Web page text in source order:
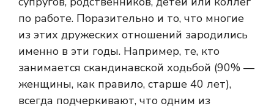
по работе. Поразительно и то, что многие
из этих дружеских отношений зародились
именно в эти годы. Например, те, кто
занимается скандинавской ходьбой (90% —
женщины, как правило, старше 40 лет),
всегда подчеркивают, что одним из